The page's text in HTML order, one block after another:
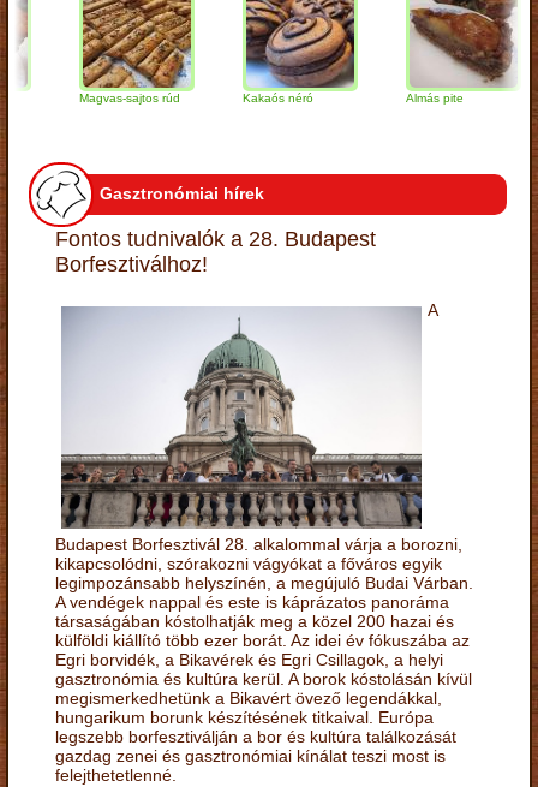
Magvas-sajtos rúd Kakaós néró Almás pite
Gasztronómiai hírek
Fontos tudnivalók a 28. Budapest
Borfesztiválhoz!
A
Budapest Borfesztivál 28. alkalommal várja a borozni,
kikapcsolódni, szórakozni vágyókat a főváros egyik
legimpozánsabb helyszínén, a megújuló Budai Várban.
A vendégek nappal és este is káprázatos panoráma
társaságában kóstolhatják meg a közel 200 hazai és
külföldi kiállító több ezer borát. Az idei év fókuszába az
Egri borvidék, a Bikavérek és Egri Csillagok, a helyi
gasztronómia és kultúra kerül. A borok kóstolásán kívül
megismerkedhetünk a Bikavért övező legendákkal,
hungarikum borunk készítésének titkaival. Európa
legszebb borfesztiválján a bor és kultúra találkozását
gazdag zenei és gasztronómiai kínálat teszi most is
felejthetetlenné.